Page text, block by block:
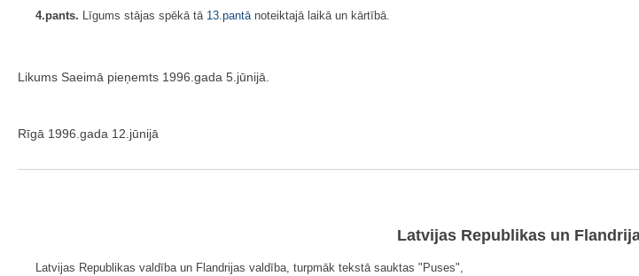
4.pants. Līgums stājas spēkā tā 13.pantā noteiktajā laikā un kārtībā.
Likums Saeimā pieņemts 1996.gada 5.jūnijā.
Rīgā 1996.gada 12.jūnijā
Latvijas Republikas un
Latvijas Republikas valdība un Flandrijas valdība, turpmāk tekstā sauktas "Puses",